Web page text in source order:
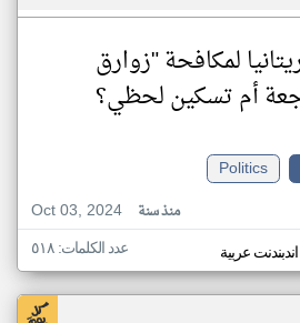
لمكافحة "زوارق
أم تسكين لحظي؟
Politics
Oct 03, 2024
منذ سنة
اندبندنت عربية عدد الكلمات: ٥١٨